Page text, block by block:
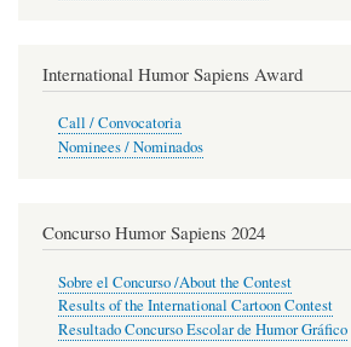
International Humor Sapiens Award
Call / Convocatoria
Nominees / Nominados
Concurso Humor Sapiens 2024
Sobre el Concurso /About the Contest
Results of the International Cartoon Contest
Resultado Concurso Escolar de Humor Gráfico